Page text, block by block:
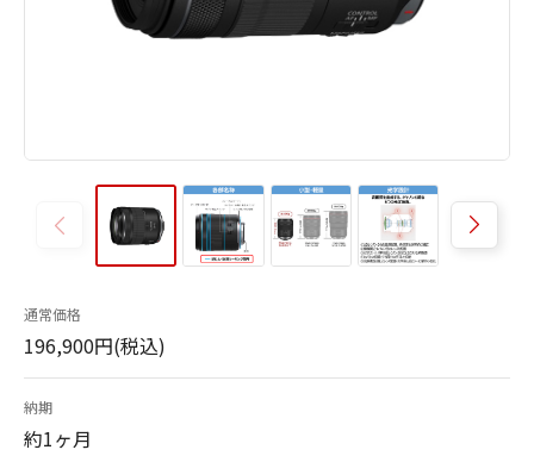
通常価格
196,900円(税込)
納期
約1ヶ月